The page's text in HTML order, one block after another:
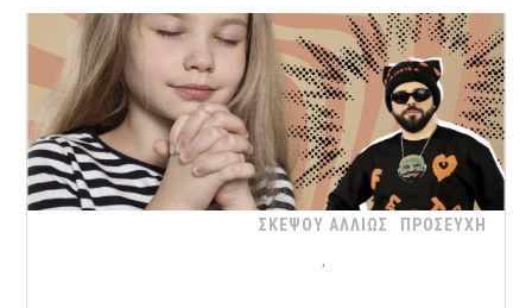
ΣΚΕΨΟΥ ΑΛΛΙΩΣ ΠΡΟΣΕΥΧΗ